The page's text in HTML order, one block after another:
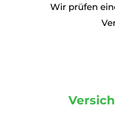
Wir prüfen